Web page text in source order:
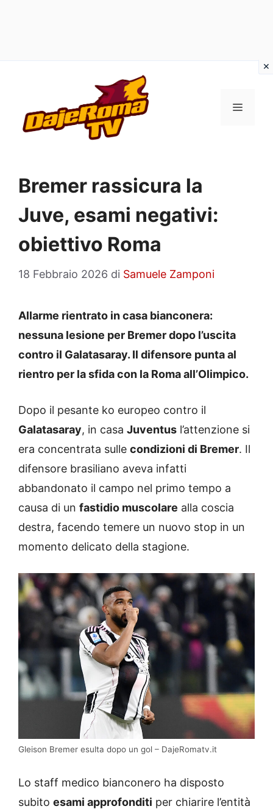
contenuto
MENU
Bremer rassicura la
Juve, esami negativi:
obiettivo Roma
18 Febbraio 2026 di Samuele Zamponi
Allarme rientrato in casa bianconera:
nessuna lesione per Bremer dopo l’uscita
contro il Galatasaray. Il difensore punta al
rientro per la sfida con la Roma all’Olimpico.
Dopo il pesante ko europeo contro il
Galatasaray, in casa Juventus l’attenzione si
era concentrata sulle condizioni di Bremer. Il
difensore brasiliano aveva infatti
abbandonato il campo nel primo tempo a
causa di un fastidio muscolare alla coscia
destra, facendo temere un nuovo stop in un
momento delicato della stagione.
Gleison Bremer esulta dopo un gol – DajeRomatv.it
Lo staff medico bianconero ha disposto
subito esami approfonditi per chiarire l’entità